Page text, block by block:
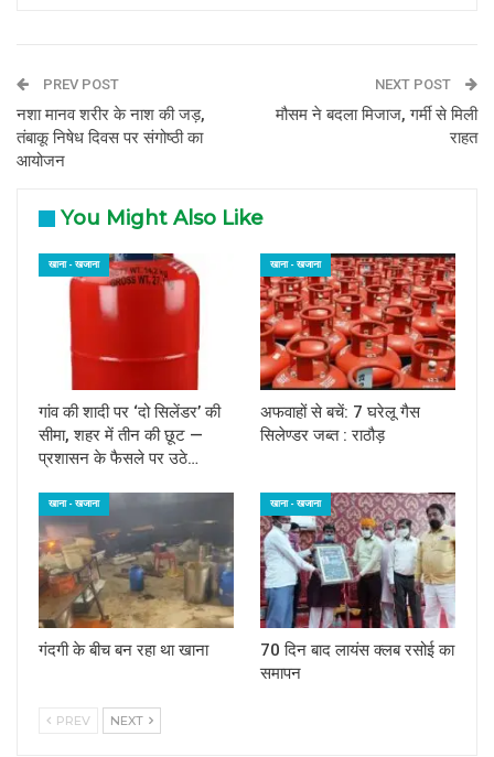
PREV POST
नशा मानव शरीर के नाश की जड़,
तंबाकू निषेध दिवस पर संगोष्ठी का
आयोजन
NEXT POST
मौसम ने बदला मिजाज, गर्मी से मिली
राहत
You Might Also Like
खाना - खजाना
गांव की शादी पर ‘दो सिलेंडर’ की
सीमा, शहर में तीन की छूट —
प्रशासन के फैसले पर उठे…
खाना - खजाना
अफवाहों से बचें: 7 घरेलू गैस
सिलेण्डर जब्त : राठौड़
खाना - खजाना
गंदगी के बीच बन रहा था खाना
खाना - खजाना
70 दिन बाद लायंस क्लब रसोई का
समापन
PREV NEXT